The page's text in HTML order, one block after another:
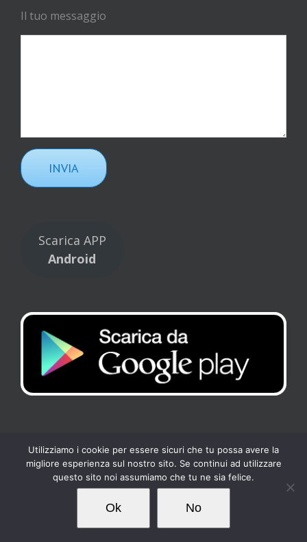
Il tuo messaggio
Scarica APP
Android
Copyright 2017 Tennis Club Kipling | All Rights Reserved |Privacy
Cookies| Powered byLoto Servizi
FacebookInstagram
Utilizziamo i cookie per essere sicuri che tu possa avere la
migliore esperienza sul nostro sito. Se continui ad utilizzare
questo sito noi assumiamo che tu ne sia felice.
Ok No